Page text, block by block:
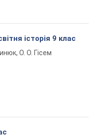
історія 9 клас
О. О. Гісем